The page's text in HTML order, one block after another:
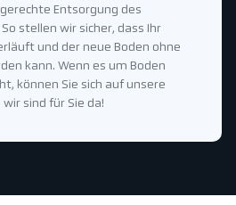
Entsorgung des
stellen wir sicher, dass Ihr
und der neue Boden ohne
kann. Wenn es um Boden
können Sie sich auf unsere
sind für Sie da!